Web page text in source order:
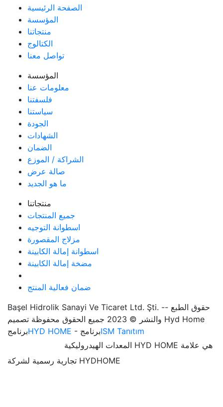
الصفحة الرئيسية
المؤسسة
منتجاتنا
الكتالوج
تواصل معنا
المؤسسة
معلومات عنا
فلسفتنا
سياستنا
الجودة
الشهادات
الضمان
الشراكة / الموزع
صالة عرض
ما هو الجديد
منتجاتنا
جميع المنتجات
اسطوانة التوجيه
مزلاج المقصورة
اسطوانة إمالة الكابينة
مضخة إمالة الكابينة
ضمان فعالية المنتج
Başel Hidrolik Sanayi Ve Ticaret Ltd. Şti. -- حقوق الطبع
والنشر © 2023 جميع الحقوق محفوظة تصميم Hyd Home
برنامجHYD HOME - برنامجISM Tanıtım
المعدات الهيدروليكية HYD HOME هي علامة
تجارية رسمية لشركة HYDHOME